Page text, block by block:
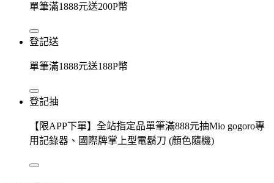
單筆滿1888元送200P幣
登記送
單筆滿1888元送188P幣
登記抽
【限APP下單】全站指定品單筆滿888元抽Mio gogoro專
用記錄器、國際牌掌上型電鬍刀 (顏色隨機)